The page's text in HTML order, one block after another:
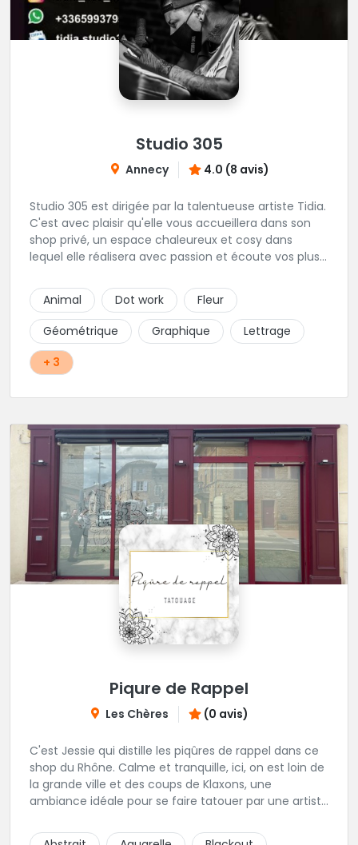
Studio 305
Annecy 4.0 (8 avis)
Studio 305 est dirigée par la talentueuse artiste Tidia.
C'est avec plaisir qu'elle vous accueillera dans son
shop privé, un espace chaleureux et cosy dans
lequel elle réalisera avec passion et écoute vos plus
vous !
Animal Dot work
Fleur
Géométrique
Graphique
Lettrage
+ 3
Piqure de Rappel
Les Chères (0 avis)
C'est Jessie qui distille les piqûres de rappel dans ce
shop du Rhône. Calme et tranquille, ici, on est loin de
la grande ville et des coups de Klaxons, une
ambiance idéale pour se faire tatouer par une artiste
Dotwork, ornemental et floral. Epaulée par AlexXx